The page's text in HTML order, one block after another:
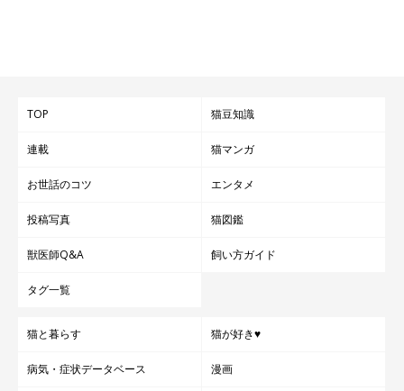
TOP 猫豆知識
連載 猫マンガ
お世話のコツ エンタメ
投稿写真 猫図鑑
獣医師Q&A 飼い方ガイド
タグ一覧
猫と暮らす 猫が好き♥
病気・症状データベース 漫画